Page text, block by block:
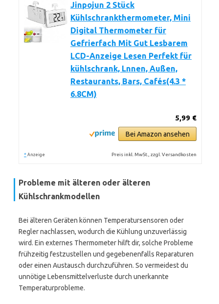
Jinpojun 2 Stück
Kühlschrankthermometer, Mini
Digital Thermometer für
Gefrierfach Mit Gut Lesbarem
LCD-Anzeige Lesen Perfekt für
kühlschrank, Lnnen, Außen,
Restaurants, Bars, Cafés(4.3 *
6.8CM)
5,99 €
Bei Amazon ansehen
* Anzeige Preis inkl. MwSt., zzgl. Versandkosten
Probleme mit älteren oder älteren
Kühlschrankmodellen
Bei älteren Geräten können Temperatursensoren oder
Regler nachlassen, wodurch die Kühlung unzuverlässig
wird. Ein externes Thermometer hilft dir, solche Probleme
frühzeitig festzustellen und gegebenenfalls Reparaturen
oder einen Austausch durchzuführen. So vermeidest du
unnötige Lebensmittelverluste durch unerkannte
Temperaturprobleme.